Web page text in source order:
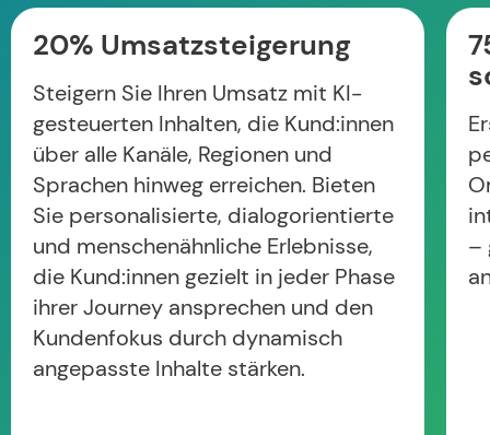
20% Umsatzsteigerung
Steigern Sie Ihren Umsatz mit KI-
gesteuerten Inhalten, die Kund:innen
über alle Kanäle, Regionen und
Sprachen hinweg erreichen. Bieten
Sie personalisierte, dialogorientierte
und menschenähnliche Erlebnisse,
die Kund:innen gezielt in jeder Phase
ihrer Journey ansprechen und den
Kundenfokus durch dynamisch
angepasste Inhalte stärken.
–